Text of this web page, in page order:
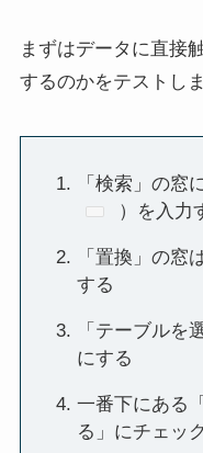
まずはデータに直接
するのかをテストしま
「検索」の窓
）を入力
「置換」の窓
する
「テーブルを
にする
一番下にある
る」にチェッ